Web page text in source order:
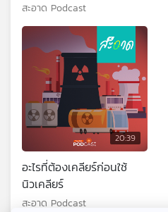
สะอาด Podcast
20:39
อะไรที่ต้องเคลียร์ก่อนใช้
นิวเคลียร์
สะอาด Podcast